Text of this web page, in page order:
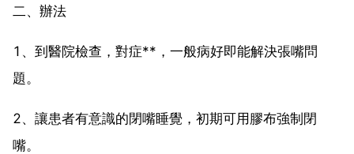
二、辦法
1、到醫院檢查，對症**，一般病好即能解決張嘴問
題。
2、讓患者有意識的閉嘴睡覺，初期可用膠布強制閉
嘴。